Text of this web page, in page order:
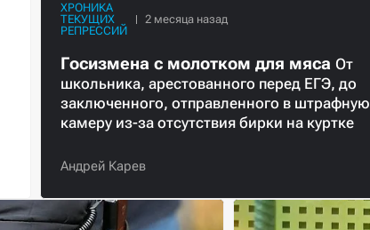
ХРОНИКА
ТЕКУЩИХ
РЕПРЕССИЙ
Госизмена с молотком для мяса От
школьника, арестованного перед ЕГЭ, до
заключенного, отправленного в штрафную
камеру из-за отсутствия бирки на куртке
Андрей Карев